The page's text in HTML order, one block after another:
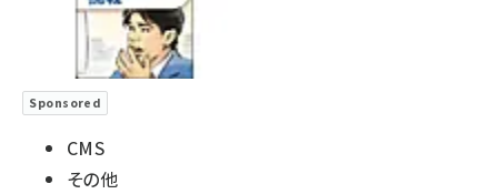
Sponsored
CMS
その他